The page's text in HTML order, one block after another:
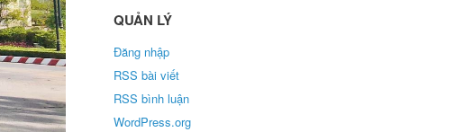
QUẢN LÝ
Đăng nhập
RSS bài viết
RSS bình luận
WordPress.org